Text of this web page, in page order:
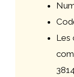
Les